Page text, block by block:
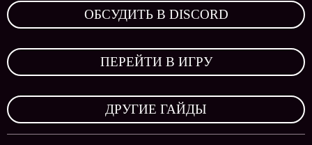
ОБСУДИТЬ В DISCORD
ПЕРЕЙТИ В ИГРУ
ДРУГИЕ ГАЙДЫ